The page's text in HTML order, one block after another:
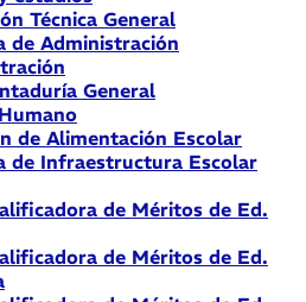
Técnica General
de Administración
General
de Alimentación Escolar
de Infraestructura Escolar
de Méritos de Ed.
de Méritos de Ed.